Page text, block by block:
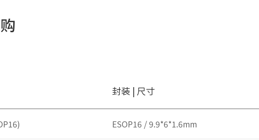
封装 | 尺寸
ESOP16 / 9.9*6*1.6mm